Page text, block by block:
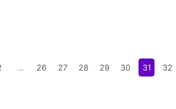
... 26 27 28 29 30 31 32